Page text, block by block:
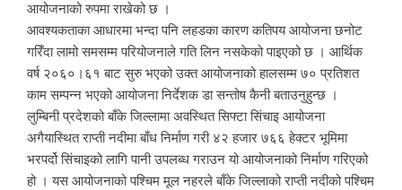
आयोजनाको रुपमा राखेको छ ।
आवश्यकताका आधारमा भन्दा पनि लहडका कारण कतिपय आयोजना छनोट
गरिँदा लामो समसम्म परियोजनाले गति लिन नसकेको पाइएको छ । आर्थिक
वर्ष २०६०।६१ बाट सुरु भएको उक्त आयोजनाको हालसम्म ७० प्रतिशत
काम सम्पन्न भएको आयोजना निर्देशक डा सन्तोष कैनी बताउनुहुन्छ ।
लुम्बिनी प्रदेशको बाँके जिल्लामा अवस्थित सिफ्टा सिंचाइ आयोजना
अगैयास्थित राप्ती नदीमा बाँध निर्माण गरी ४२ हजार ७६६ हेक्टर भूमिमा
भरपर्दो सिंचाइको लागि पानी उपलब्ध गराउन यो आयोजनाको निर्माण गरिएको
हो । यस आयोजनाको पश्चिम मूल नहरले बाँके जिल्लाको राप्ती नदीको पश्चिम